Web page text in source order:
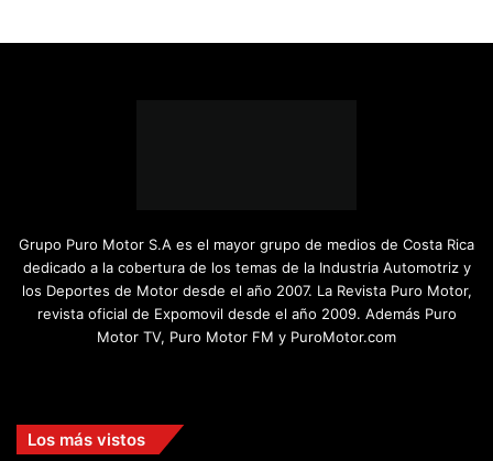
Grupo Puro Motor S.A es el mayor grupo de medios de Costa Rica
dedicado a la cobertura de los temas de la Industria Automotriz y
los Deportes de Motor desde el año 2007. La Revista Puro Motor,
revista oficial de Expomovil desde el año 2009. Además Puro
Motor TV, Puro Motor FM y PuroMotor.com
Los más vistos